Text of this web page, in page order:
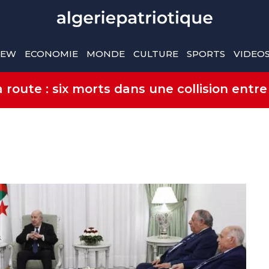
ECONOMIE MONDE CULTURE SPORTS VIDEOS
route : six morts dans une collision